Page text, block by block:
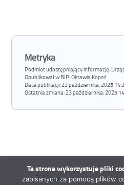
Metryka
Podmiot udostępniający informację:
Opublikował w BIP:Oktawia Kopeć
Data publikacji:23 października, 2025
Ostatnia zmiana:23 października, 2025
Deklaracja
Ta strona wykorzystuje pliki
zapisanych za pomocą plików